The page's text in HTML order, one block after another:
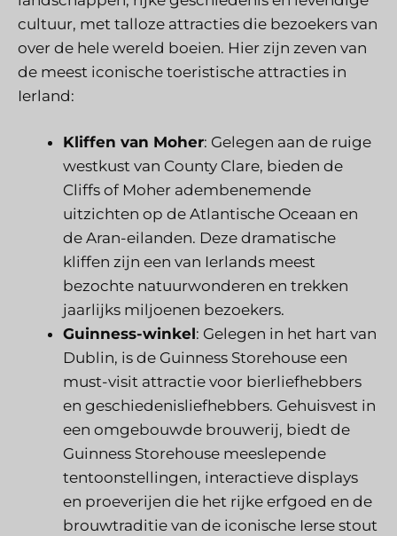
cultuur, met talloze attracties die bezoekers van
over de hele wereld boeien. Hier zijn zeven van
de meest iconische toeristische attracties in
Ierland:
Kliffen van Moher: Gelegen aan de ruige
westkust van County Clare, bieden de
Cliffs of Moher adembenemende
uitzichten op de Atlantische Oceaan en
de Aran-eilanden. Deze dramatische
kliffen zijn een van Ierlands meest
bezochte natuurwonderen en trekken
jaarlijks miljoenen bezoekers.
Guinness-winkel: Gelegen in het hart van
Dublin, is de Guinness Storehouse een
must-visit attractie voor bierliefhebbers
en geschiedenisliefhebbers. Gehuisvest in
een omgebouwde brouwerij, biedt de
Guinness Storehouse meeslepende
tentoonstellingen, interactieve displays
en proeverijen die het rijke erfgoed en de
brouwtraditie van de iconische Ierse stout